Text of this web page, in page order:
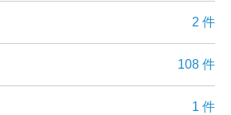
2 件
108 件
1 件